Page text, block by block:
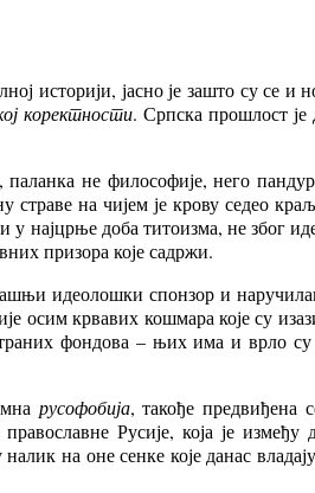
историји, јасно је зашто су се
коректности. Српска прошлост је
не философије, него
на чијем је крову седео
доба титоизма, не због
призора које садржи.
идеолошки спонзор и
осим крвавих кошмара које су
фондова – њих има и врло
русофобија, такође предвиђена
Русије, која је
на оне сенке које данас